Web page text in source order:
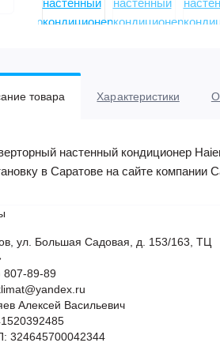
товара Характеристики
настенный кондиционер
в Саратове на сайте компании
ул. Большая Садовая, д. 153/163, ТЦ
807-89-89
Алексей Васильевич
324645700042344